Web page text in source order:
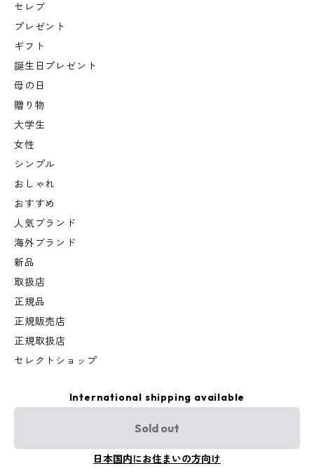
セレブ
プレゼント
ギフト
誕生日プレゼント
母の日
贈り物
大学生
女性
シンプル
おしゃれ
おすすめ
人気ブランド
海外ブランド
新品
取扱店
正規品
正規販売店
正規取扱店
セレクトショップ
International shipping available
Sold out
日本国内にお住まいの方向け